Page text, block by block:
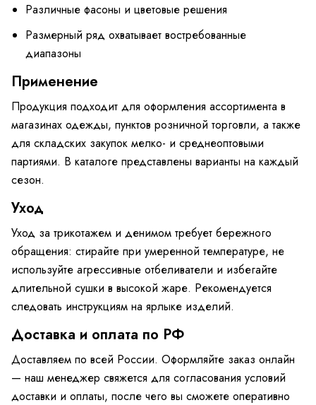
Различные фасоны и цветовые решения
Размерный ряд охватывает востребованные
диапазоны
Применение
Продукция подходит для оформления ассортимента в
магазинах одежды, пунктов розничной торговли, а также
для складских закупок мелко- и среднеоптовыми
партиями. В каталоге представлены варианты на каждый
сезон.
Уход
Уход за трикотажем и денимом требует бережного
обращения: стирайте при умеренной температуре, не
используйте агрессивные отбеливатели и избегайте
длительной сушки в высокой жаре. Рекомендуется
следовать инструкциям на ярлыке изделий.
Доставка и оплата по РФ
Доставляем по всей России. Оформляйте заказ онлайн
— наш менеджер свяжется для согласования условий
доставки и оплаты, после чего вы сможете оперативно